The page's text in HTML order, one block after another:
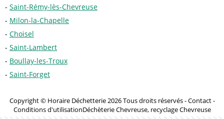
Saint-Rémy-lès-Chevreuse
Milon-la-Chapelle
Choisel
Saint-Lambert
Boullay-les-Troux
Saint-Forget
Copyright © Horaire Déchetterie 2026 Tous droits réservés -Contact-
Conditions d'utilisationDéchèterie Chevreuse, recyclage Chevreuse